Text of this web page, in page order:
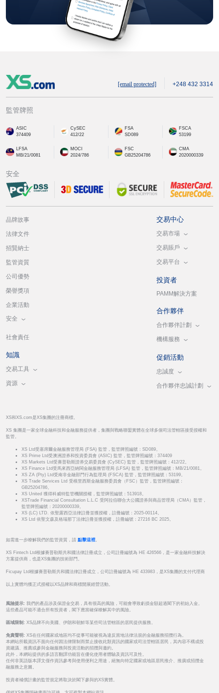
[email protected] +248 432 3314
監管牌照
ASIC
374409
CySEC
412/22
FSA
SD089
FSCA
53199
LFSA
MB/21/0081
MOCI
2024/786
FSC
GB25204786
CMA
2020000339
安全
品牌故事
法律文件
招賢納士
監管資質
公司優勢
榮譽獎項
企業活動
安全
社會責任
知識
交易工具
資源
交易中心
交易市場
交易賬戶
交易平台
投資者
PAMM解決方案
合作夥伴
合作夥伴計劃
機構服務
促銷活動
忠誠度
合作夥伴忠誠計劃
XS和XS.com是XS集團的注冊商標。
XS 集團是一家全球金融科技和金融服務提供者，集團與戰略聯盟實體在全球多個司法管轄區接受授權和
監管。
XS Ltd受塞席爾金融服務管理局 (FSA) 監管，監管牌照編號：SD089。
XS Prime Ltd受澳洲證券和投資委員會 (ASIC) 監管，監管牌照編號：374409
XS Markets Ltd受賽普勒斯證券交易委員會 (CySEC) 監管，監管牌照編號：412/22。
XS Finance Ltd受馬來西亞納閩金融服務管理局 (LFSA) 監管，監管牌照編號：MB/21/0081。
XS ZA (Pty) Ltd受南非金融部門行為監理局 (FSCA) 監管，監管牌照編號：53199。
XS Trade Services Ltd 受模里西斯金融服務委員會（FSC）監管，監管牌照編號：
GB25204786。
XS United 獲得科威特監管機關授權，監管牌照編號：513918。
XSTrade Financial Consultation L.L.C 受阿拉伯聯合大公國證券與商品管理局（CMA）監管，
監管牌照編號：20200000339。
XS (LC) LTD. 依聖露西亞法律註冊並獲授權，註冊編號：2025-00114。
XS Ltd 依聖文森及格瑞那丁法律註冊並獲授權，註冊編號：27216 BC 2025。
如需進一步瞭解我們的監管資質，請 點擊這裡
XS Fintech Ltd根據賽普勒斯共和國法律註冊成立，公司註冊編號為 HE 426566，是一家金融科技解決
方案提供商，也是XS集團的技術部門。
Ficupay Ltd根據賽普勒斯共和國法律註冊成立，公司註冊編號為 HE 433983，是XS集團的支付代理商
以上實體均獲正式授權以XS品牌和商標開展經營活動。
風險提示: 我們的產品涉及保證金交易，具有很高的風險，可能會導致虧損金額超過閣下的初始入金。
這些產品可能不適合所有投資者，閣下應當確保瞭解其中的風險。
區域限制: XS品牌不向美國、伊朗和朝鮮等某些司法管轄區的居民提供服務。
免責聲明: XS在任何國家或地區均不從事可能被視為違反當地法律法規的金融服務招攬行為。
本網站所載資訊不面向任何因法律限制而禁止接收此類資訊的國家或司法管轄區居民，其內容不構成投
資建議、推薦或參與金融服務與投資活動的招攬與邀約。
此外，本網站提供的多語言翻譯功能旨在優化使用者體驗及資訊可及性。
任何非英語版本譯文僅作資訊參考與使用便利之用途，絕無向特定國家或地區居民推介、推廣或招攬金
融服務之意圖。
投資者補償計畫的監管規定將取決於閣下參與的XS實體。